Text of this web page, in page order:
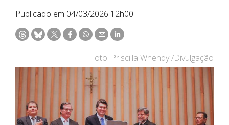
Publicado em 04/03/2026 12h00
Foto: Priscilla Whendy /Divulgação